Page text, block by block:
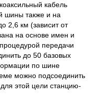
кабель
шины также и на
2,6 км (зависит от
на основе имен и
передачи
до 50 базовых
по шине
можно подсоединить
этой цели станцию-